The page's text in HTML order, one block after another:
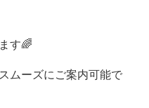
す🌈
ムーズにご案内可能で